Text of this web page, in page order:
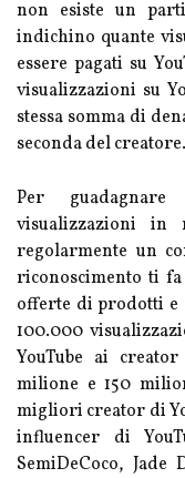
non esiste un
indichino quante
essere pagati su
visualizzazioni su
stessa somma di
seconda del creatore.
Per
visualizzazioni in
regolarmente un
riconoscimento ti
offerte di prodotti e
100.000
YouTube ai
milione e 150
migliori creator di
influencer di
SemiDeCoco,